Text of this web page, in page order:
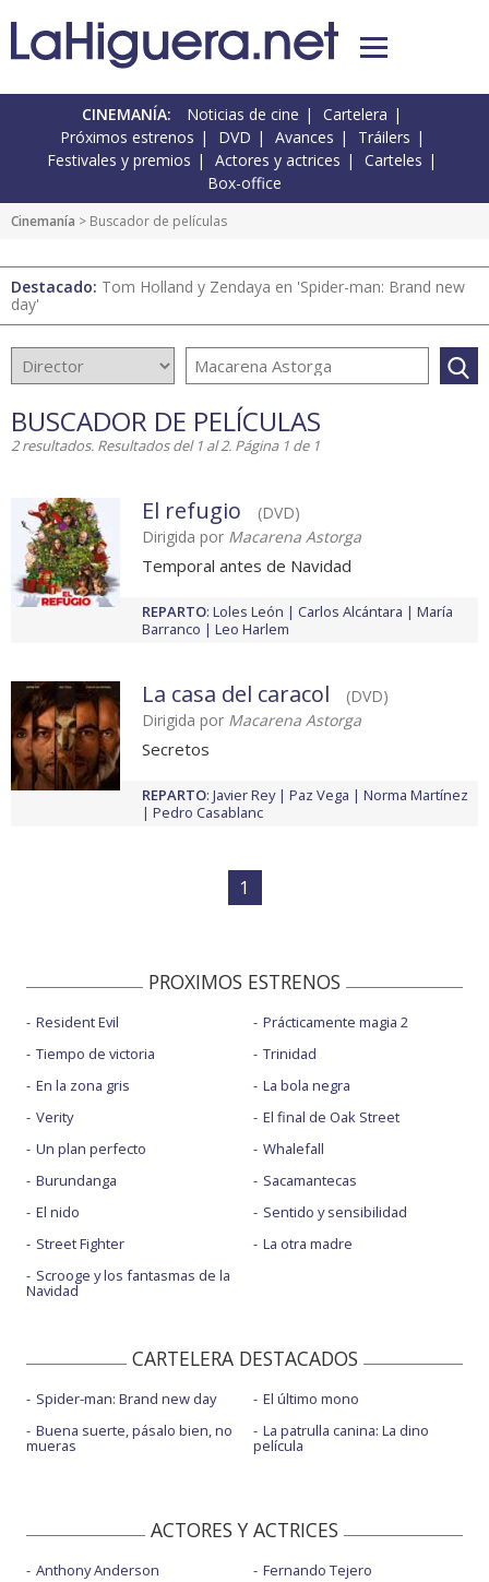
CINEMANÍA: Noticias de cine
Cartelera
Próximos estrenos
DVD Avances
Tráilers
Festivales y premios
Actores y actrices
Carteles
Box-office
Cinemanía > Buscador de películas
Destacado: Tom Holland y Zendaya en 'Spider-man: Brand new
day'
BUSCADOR DE PELÍCULAS
2 resultados. Resultados del 1 al 2. Página 1 de 1
El refugio
(DVD)
Dirigida por Macarena Astorga
Temporal antes de Navidad
REPARTO: Loles León Carlos Alcántara
María
Barranco
Leo Harlem
La casa del caracol
(DVD)
Dirigida por Macarena Astorga
Secretos
REPARTO: Javier Rey Paz Vega
Norma Martínez
Pedro Casablanc
1
PROXIMOS ESTRENOS
Resident Evil
Tiempo de victoria
En la zona gris
Verity
Un plan perfecto
Burundanga
El nido
Street Fighter
Scrooge y los fantasmas de la
Navidad
Prácticamente magia 2
Trinidad
La bola negra
El final de Oak Street
Whalefall
Sacamantecas
Sentido y sensibilidad
La otra madre
CARTELERA DESTACADOS
Spider-man: Brand new day
Buena suerte, pásalo bien, no
mueras
El último mono
La patrulla canina: La dino
película
ACTORES Y ACTRICES
Anthony Anderson
Fernando Tejero